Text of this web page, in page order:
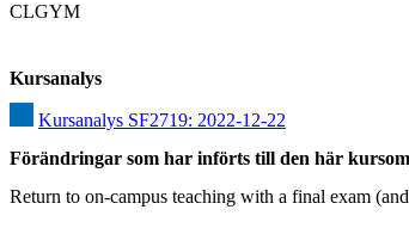
CLGYM
Kursanalys
Kursanalys SF2719: 2022-12-22
Förändringar som har införts till den här
Return to on-campus teaching with a final exam